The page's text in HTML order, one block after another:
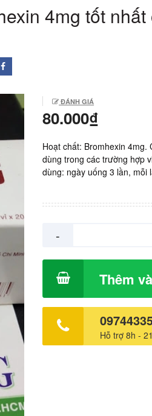
4mg tốt
ĐÁNH GIÁ
80.000₫
Hoạt chất: Bromhexin 4mg.
dùng trong các trường hợp
dùng: ngày uống 3 lần, mỗi
-
Thêm
Hỗ trợ 8h -